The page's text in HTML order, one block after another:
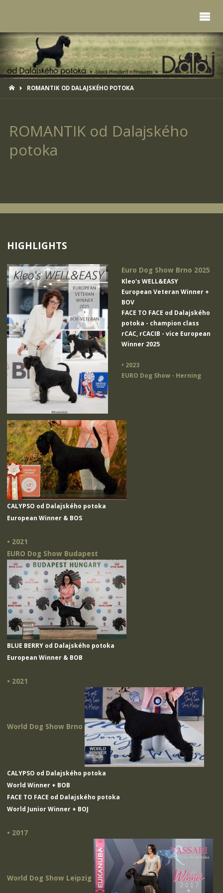
HOMEROMANTIK OD DALAJSKÉHO POTOKA
ROMANTIK od Dalajského
potoka
HIGHLIGHTS
Euro Dog Show Brno 2025
Kleo's WELL&EASY
European Veteran Winner +
BOV
FACE TO FACE od Dalajského
potoka - champion class
rCAC, rCACIB - vice European
Winner 2025
• 2023
EURO Dog Show - Herning
CALYPSO od Dalajského potoka
European Winner & BOS
• 2021
EURO Dog Show Budapest
BLUE BERRY od Dalajského potoka
European Winner & BOB
• 2021
World Dog Show Brno
CALYPSO od Dalajského potoka
World Winner + BOB
FACE TO FACE od Dalajského potoka
World Junior Winner + BOJ
• 2017
World Dog Show Leipzig